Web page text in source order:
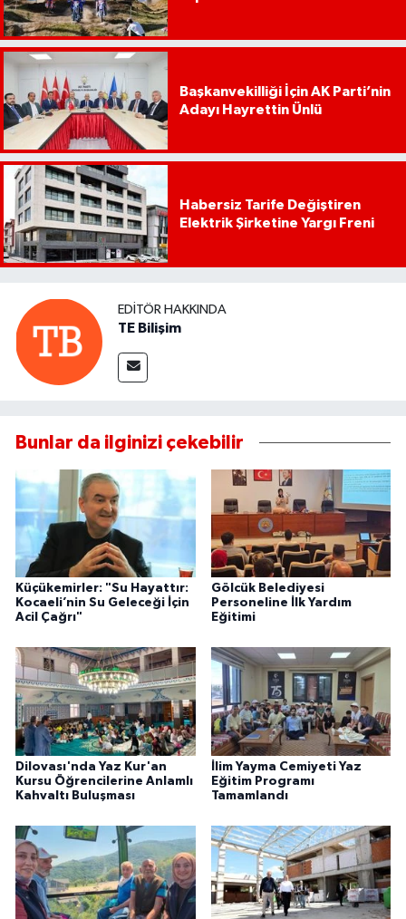
Başkanvekilliği İçin AK Parti’nin
Adayı Hayrettin Ünlü
Habersiz Tarife Değiştiren
Elektrik Şirketine Yargı Freni
EDITÖR HAKKINDA
TE Bilişim
Bunlar da ilginizi çekebilir
Küçükemirler: "Su Hayattır:
Kocaeli’nin Su Geleceği İçin
Acil Çağrı"
Gölcük Belediyesi
Personeline İlk Yardım
Eğitimi
Dilovası'nda Yaz Kur'an
Kursu Öğrencilerine Anlamlı
Kahvaltı Buluşması
İlim Yayma Cemiyeti Yaz
Eğitim Programı
Tamamlandı